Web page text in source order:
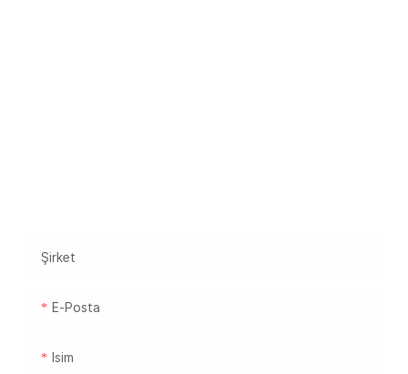
Şirket
E-Posta
Isim